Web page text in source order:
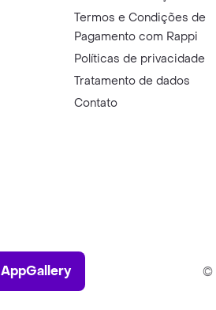
Termos e Condições de
Pagamento com Rappi
Políticas de privacidade
Tratamento de dados
Contato
AppGallery
AppGallery ©